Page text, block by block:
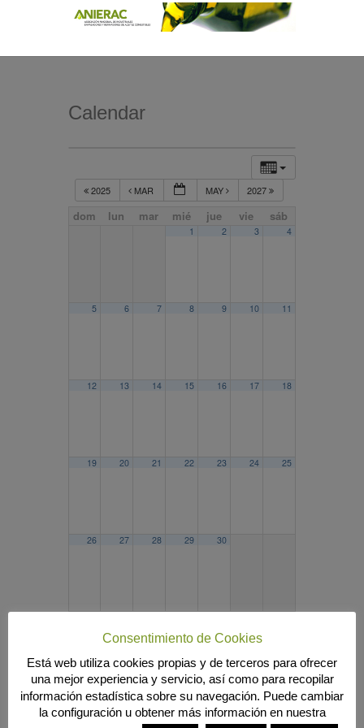
Calendar
2025 MAR MAY 2027
dom lun mar mié jue vie sáb
1 2 3 4
5 6 7 8 9 10 11
12 13 14 15 16 17 18
19 20 21 22 23 24 25
26 27 28 29 30
Búsqueda
MENÚ PRINCIPAL
Consentimiento de Cookies
Está web utiliza cookies propias y de terceros para ofrecer
una mejor experiencia y servicio, así como para recopilar
información estadística sobre su navegación. Puede cambiar
la configuración u obtener más información en nuestra